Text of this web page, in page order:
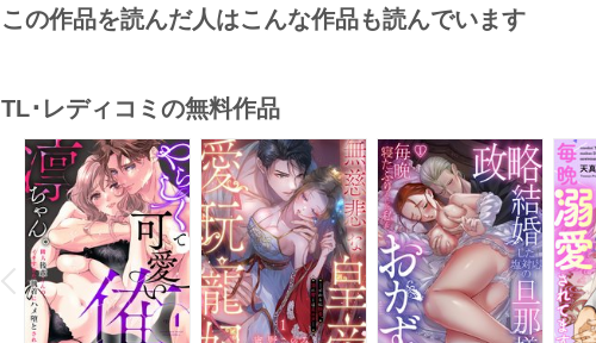
この作品を読んだ人はこんな作品も読んでいます
TL･レディコミの無料作品
P
r
e
v
i
o
u
s